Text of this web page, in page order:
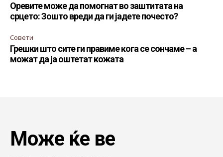
Оревите може да помогнат во заштитата на
срцето: Зошто вреди да ги јадете почесто?
Совети
Грешки што сите ги правиме кога се сончаме – а
можат да ја оштетат кожата
Може ќе ве